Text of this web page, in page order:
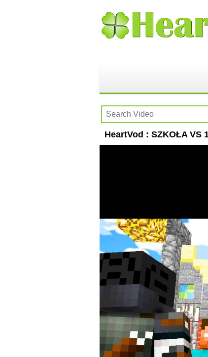
HeartVod : SZKOŁA VS